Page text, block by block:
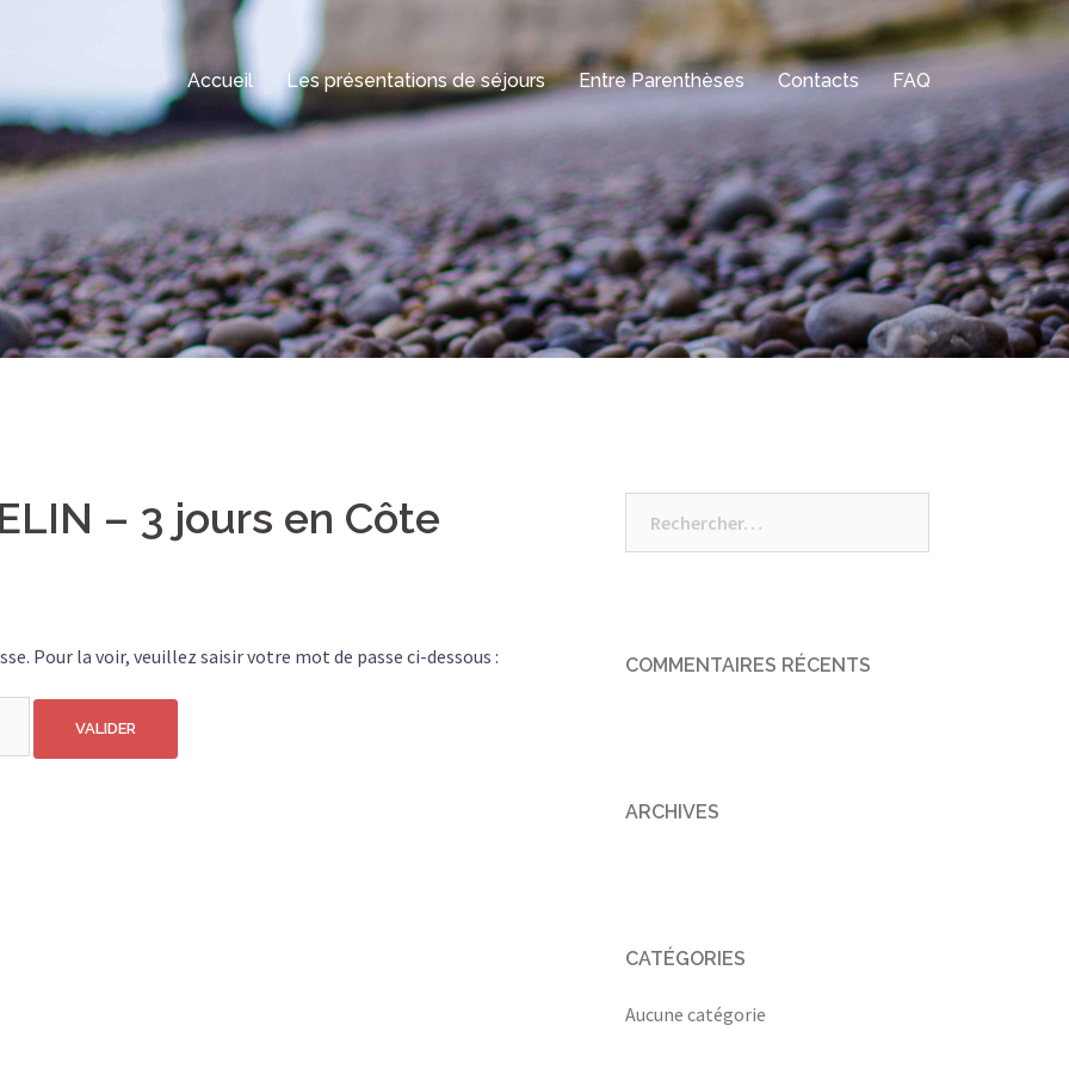
Accueil Les présentations de séjours Entre Parenthèses Contacts FAQ
– 3 jours en Côte
Pour la voir, veuillez saisir votre mot de passe ci-dessous : COMMENTAIRES RÉCENTS
ARCHIVES
CATÉGORIES
Aucune catégorie